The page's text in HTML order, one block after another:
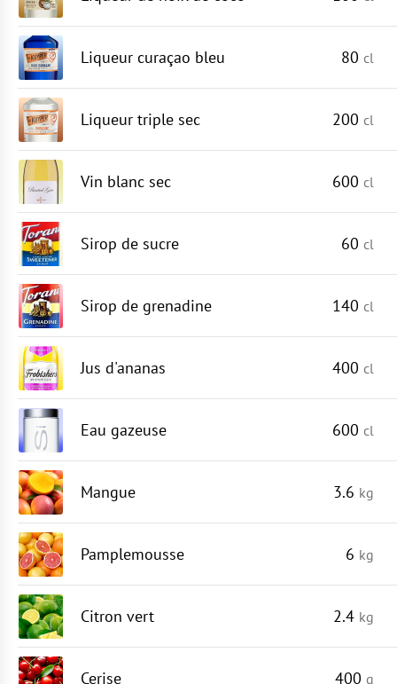
Liqueur curaçao bleu 80 cl
Liqueur triple sec 200 cl
Vin blanc sec 600 cl
Sirop de sucre 60 cl
Sirop de grenadine 140 cl
Jus d'ananas 400 cl
Eau gazeuse 600 cl
Mangue 3.6 kg
Pamplemousse 6 kg
Citron vert 2.4 kg
Cerise 400 g